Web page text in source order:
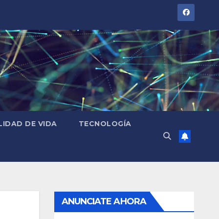
DE VIDA TECNOLOGÍA
ANUNCIATE AHORA